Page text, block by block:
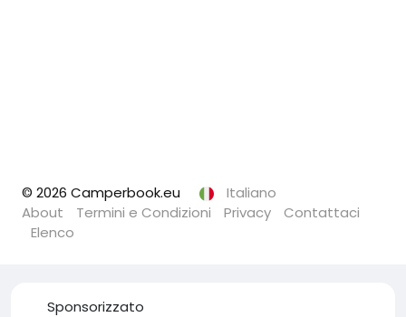
© 2026 Camperbook.eu
Italiano
About
Termini e Condizioni Privacy
Contattaci
Elenco
Sponsorizzato